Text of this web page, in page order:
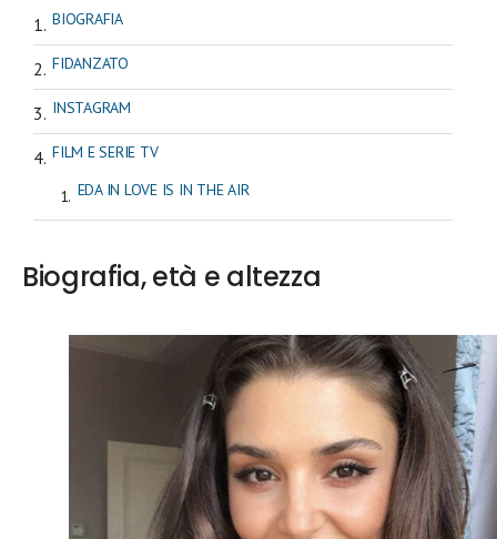
BIOGRAFIA
FIDANZATO
INSTAGRAM
FILM E SERIE TV
EDA IN LOVE IS IN THE AIR
Biografia, età e altezza